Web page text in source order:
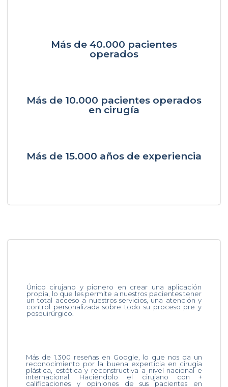
Más de 40.000 pacientes
operados
Más de 10.000 pacientes operados
en cirugía
Más de 15.000 años de experiencia
Único cirujano y pionero en crear una aplicación
propia, lo que les permite a nuestros pacientes tener
un total acceso a nuestros servicios, una atención y
control personalizada sobre todo su proceso pre y
posquirúrgico.
Más de 1.300 reseñas en Google, lo que nos da un
reconocimiento por la buena experticia en cirugía
plástica, estética y reconstructiva a nivel nacional e
internacional. Haciéndolo el cirujano con +
calificaciones y opiniones de sus pacientes en